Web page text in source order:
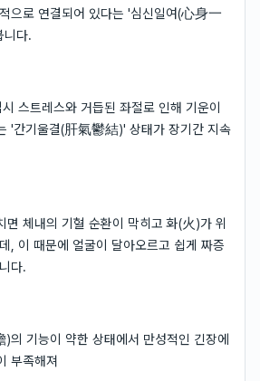
으로 연결되어 있다는 '심신일여(心身一
니다.
스트레스와 거듭된 좌절로 인해 기운이
'간기울결(肝氣鬱結)' 상태가 장기간 지속
면 체내의 기혈 순환이 막히고 화(火)가 위
, 이 때문에 얼굴이 달아오르고 쉽게 짜증
다.
의 기능이 약한 상태에서 만성적인 긴장에
부족해져